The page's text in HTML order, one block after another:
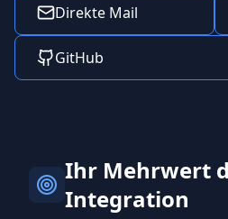
Direkte Mail
GitHub
Ihr Mehrwert
Integration